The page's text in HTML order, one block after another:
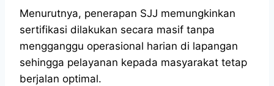
Menurutnya, penerapan SJJ memungkinkan
sertifikasi dilakukan secara masif tanpa
mengganggu operasional harian di lapangan
sehingga pelayanan kepada masyarakat tetap
berjalan optimal.